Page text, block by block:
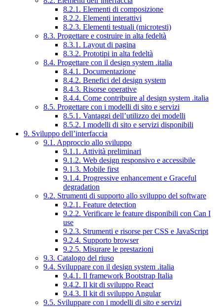
8.2.1. Elementi di composizione
8.2.2. Elementi interattivi
8.2.3. Elementi testuali (microtesti)
8.3. Progettare e costruire in alta fedeltà
8.3.1. Layout di pagina
8.3.2. Prototipi in alta fedeltà
8.4. Progettare con il design system .italia
8.4.1. Documentazione
8.4.2. Benefici del design system
8.4.3. Risorse operative
8.4.4. Come contribuire al design system .italia
8.5. Progettare con i modelli di sito e servizi
8.5.1. Vantaggi dell’utilizzo dei modelli
8.5.2. I modelli di sito e servizi disponibili
9. Sviluppo dell’interfaccia
9.1. Approccio allo sviluppo
9.1.1. Attività preliminari
9.1.2. Web design responsivo e accessibile
9.1.3. Mobile first
9.1.4. Progressive enhancement e Graceful
degradation
9.2. Strumenti di supporto allo sviluppo del software
9.2.1. Feature detection
9.2.2. Verificare le feature disponibili con Can I
use
9.2.3. Strumenti e risorse per CSS e JavaScript
9.2.4. Supporto browser
9.2.5. Misurare le prestazioni
9.3. Catalogo del riuso
9.4. Sviluppare con il design system .italia
9.4.1. Il framework Bootstrap Italia
9.4.2. Il kit di sviluppo React
9.4.3. Il kit di sviluppo Angular
9.5. Sviluppare con i modelli di sito e servizi